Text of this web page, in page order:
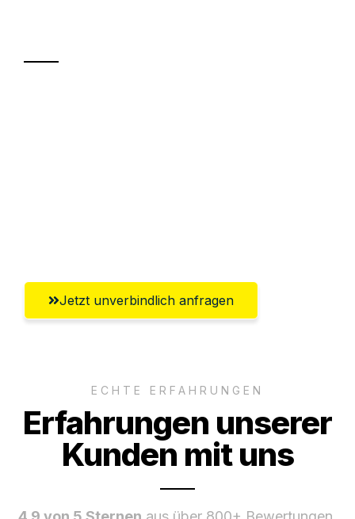
Jetzt unverbindlich anfragen
ECHTE ERFAHRUNGEN
Erfahrungen unserer
Kunden mit uns